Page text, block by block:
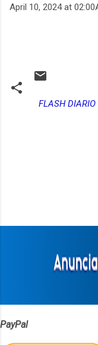
April 10, 2024 at
FLASH
PayPal